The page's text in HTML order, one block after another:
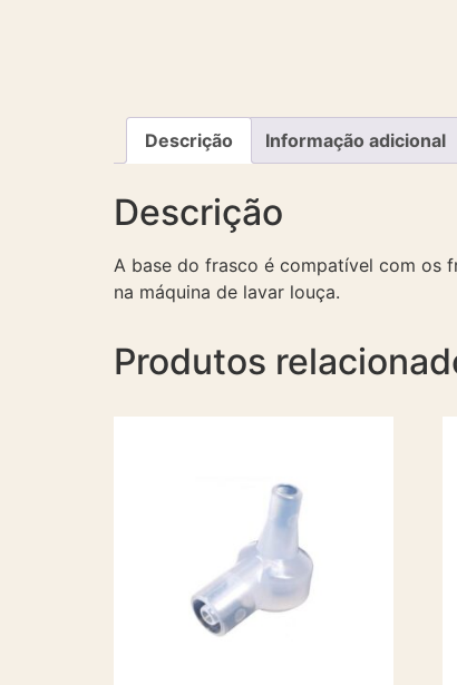
Descrição Informação adicional
Descrição
A base do frasco é compatível com os
na máquina de lavar louça.
Produtos